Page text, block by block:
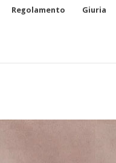
Regolamento Giuria